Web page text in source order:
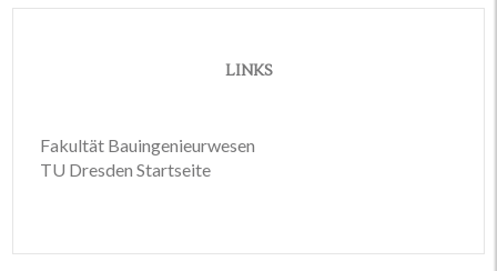
LINKS
Fakultät Bauingenieurwesen
TU Dresden Startseite